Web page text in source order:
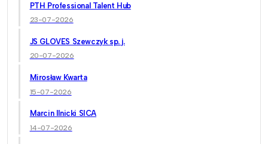
PTH Professional Talent Hub
23-07-2026
JS GLOVES Szewczyk sp. j.
20-07-2026
Mirosław Kwarta
15-07-2026
Marcin Ilnicki SICA
14-07-2026